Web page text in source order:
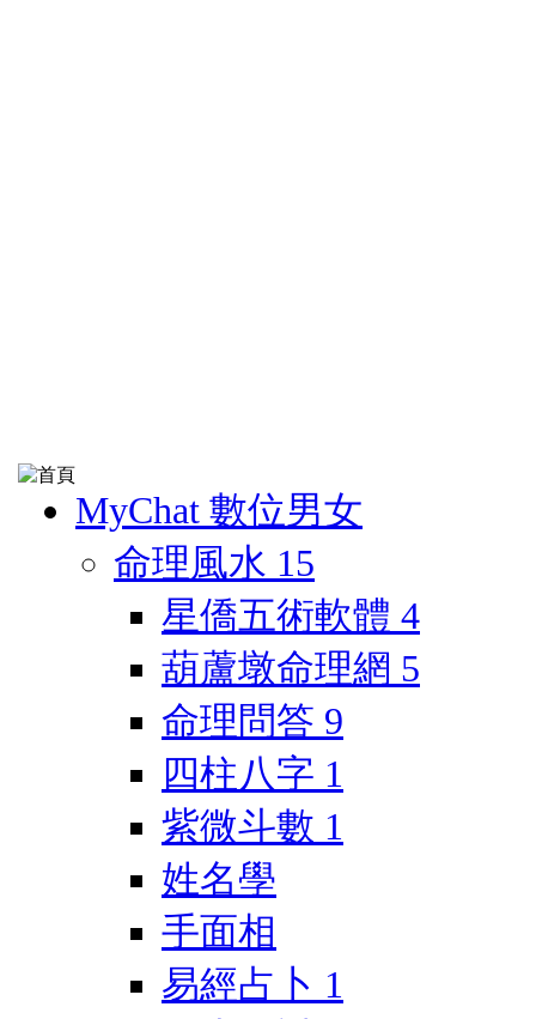
MyChat 數位男女
命理風水 15
星僑五術軟體 4
葫蘆墩命理網 5
命理問答 9
四柱八字 1
紫微斗數 1
姓名學
手面相
易經占卜 1